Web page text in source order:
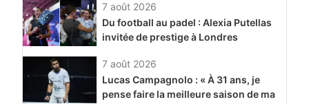
Du football au padel : Alexia Putellas
invitée de prestige à Londres
7 août 2026
Lucas Campagnolo : « À 31 ans, je
pense faire la meilleure saison de ma
7 août 2026